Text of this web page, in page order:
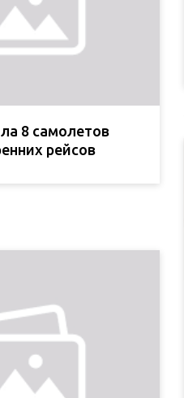
8 самолетов
рейсов